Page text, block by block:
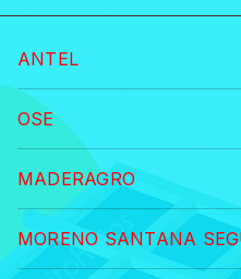
ANTEL
OSE
MADERAGRO
MORENO SANTANA